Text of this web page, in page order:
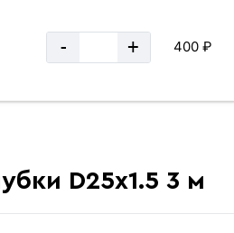
- + 400 ₽
D25х1.5 3 м